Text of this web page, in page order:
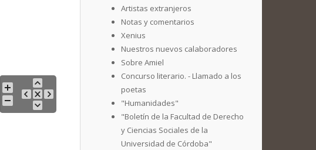
Artistas extranjeros
Notas y comentarios
Xenius
Nuestros nuevos calaboradores
Sobre Amiel
Concurso literario. - Llamado a los
poetas
"Humanidades"
"Boletín de la Facultad de Derecho
y Ciencias Sociales de la
Universidad de Córdoba"